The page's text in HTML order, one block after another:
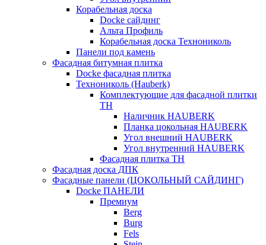
Корабельная доска
Docke сайдинг
Альта Профиль
Корабельная доска Технониколь
Панели под камень
Фасадная битумная плитка
Docke фасадная плитка
Технониколь (Hauberk)
Комплектующие для фасадной плитки
ТН
Наличник HAUBERK
Планка цокольная HAUBERK
Угол внешний HAUBERK
Угол внутренний HAUBERK
Фасадная плитка ТН
Фасадная доска ДПК
Фасадные панели (ЦОКОЛЬНЫЙ САЙДИНГ)
Docke ПАНЕЛИ
Премиум
Berg
Burg
Fels